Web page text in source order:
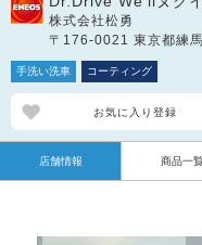
株式会社松勇
〒176-0021 東京都練
手洗い洗車 コーティング
お気に入り登録
店舗情報 商品一